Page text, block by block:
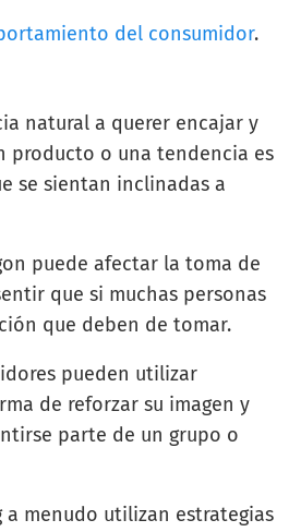
del consumidor.
natural a querer encajar y
producto o una tendencia es
se sientan inclinadas a
puede afectar la toma de
que si muchas personas
que deben de tomar.
pueden utilizar
de reforzar su imagen y
parte de un grupo o
menudo utilizan estrategias